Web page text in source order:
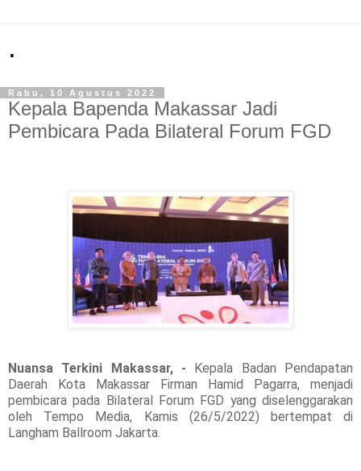
.
Rabu, 10 Agustus 2022
Kepala Bapenda Makassar Jadi
Pembicara Pada Bilateral Forum FGD
Nuansa Terkini Makassar, -
Kepala Badan Pendapatan
Daerah Kota Makassar Firman Hamid Pagarra, menjadi
pembicara pada Bilateral Forum FGD yang diselenggarakan
oleh Tempo Media, Kamis (26/5/2022) bertempat di
Langham Ballroom Jakarta.